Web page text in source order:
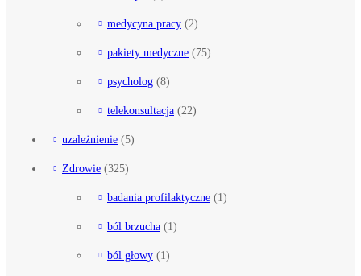
medycyna pracy (2)
pakiety medyczne (75)
psycholog (8)
telekonsultacja (22)
uzależnienie (5)
Zdrowie (325)
badania profilaktyczne (1)
ból brzucha (1)
ból głowy (1)